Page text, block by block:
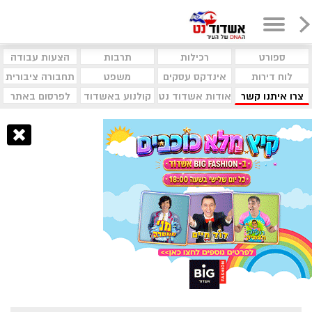
ספורט רכילות תרבות
הצעות עבודה
לוח דירות
אינדקס עסקים משפט
תחבורה ציבורית
צרו איתנו קשר
אודות אשדוד נט קולנוע באשדוד לפרסום באתר